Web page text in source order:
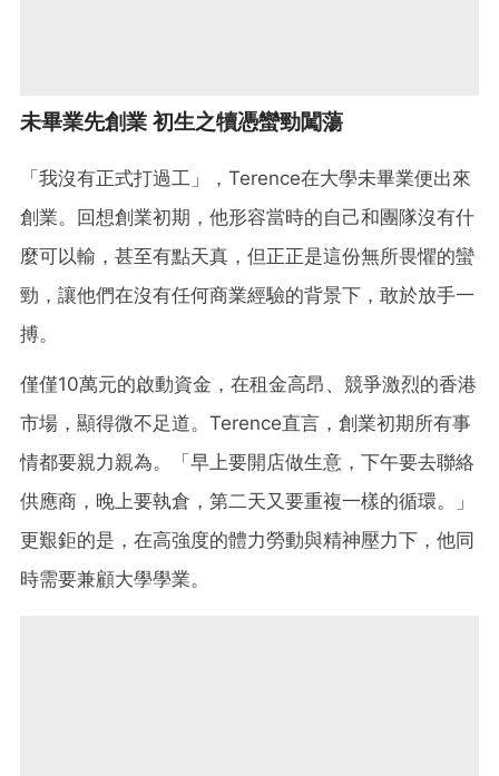
未畢業先創業 初生之犢憑蠻勁闖蕩
「我沒有正式打過工」，Terence在大學未畢業便出來
創業。回想創業初期，他形容當時的自己和團隊沒有什
麼可以輸，甚至有點天真，但正正是這份無所畏懼的蠻
勁，讓他們在沒有任何商業經驗的背景下，敢於放手一
搏。
僅僅10萬元的啟動資金，在租金高昂、競爭激烈的香港
市場，顯得微不足道。Terence直言，創業初期所有事
情都要親力親為。「早上要開店做生意，下午要去聯絡
供應商，晚上要執倉，第二天又要重複一樣的循環。」
更艱鉅的是，在高強度的體力勞動與精神壓力下，他同
時需要兼顧大學學業。